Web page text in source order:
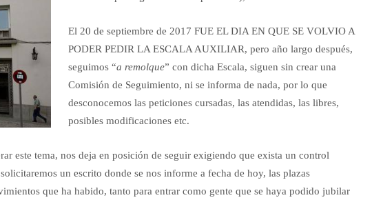
El 20 de septiembre de 2017 FUE EL DIA EN QUE SE VOLVIO A
PODER PEDIR LA ESCALA AUXILIAR, pero año largo después,
seguimos “a remolque” con dicha Escala, siguen sin crear una
Comisión de Seguimiento, ni se informa de nada, por lo que
desconocemos las peticiones cursadas, las atendidas, las libres,
posibles modificaciones etc.
este tema, nos deja en posición de seguir exigiendo que exista un control
un escrito donde se nos informe a fecha de hoy, las plazas
que ha habido, tanto para entrar como gente que se haya podido jubilar